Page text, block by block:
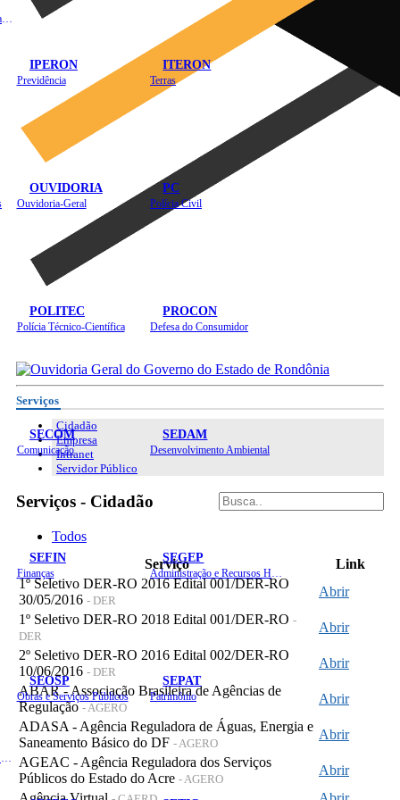
IPERON
Previdência
ITERON
Terras
OUVIDORIA
Ouvidoria-Geral
PC
Polícia Civil
POLITEC
Polícia Técnico-Científica
PROCON
Defesa do Consumidor
SECOM
Comunicação
SEDAM
Desenvolvimento Ambiental
SEFIN
Finanças
SEGEP
SEOSP
Obras e Serviços Públicos
SEPAT
Patrimônio
Serviços
Cidadão
Empresa
Intranet
Servidor Público
Serviços - Cidadão
Todos
Serviço
Link
1º Seletivo DER-RO 2016 Edital 001/DER-RO
30/05/2016 - DER
Abrir
1º Seletivo DER-RO 2018 Edital 001/DER-RO -
DER
Abrir
2º Seletivo DER-RO 2016 Edital 002/DER-RO
10/06/2016 - DER
Abrir
ABAR - Associação Brasileira de Agências de
Regulação- AGERO
Abrir
ADASA - Agência Reguladora de Águas, Energia e
Saneamento Básico do DF - AGERO
Abrir
AGEAC - Agência Reguladora dos Serviços
Públicos do Estado do Acre - AGERO
Abrir